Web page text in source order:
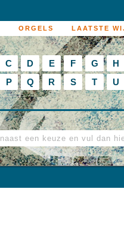
ORGELS LAATSTE
C D E F G H
P Q R S T U